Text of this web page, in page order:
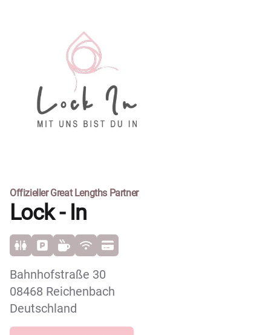
Offizieller Great Lengths Partner
Lock - In
Bahnhofstraße 30
08468 Reichenbach
Deutschland